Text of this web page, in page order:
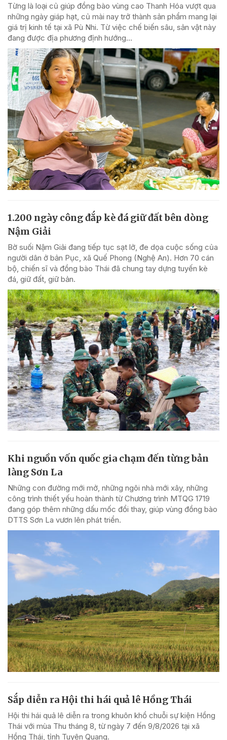
Từng là loại củ giúp đồng bào vùng cao Thanh Hóa vượt qua
những ngày giáp hạt, củ mài nay trở thành sản phẩm mang lại
giá trị kinh tế tại xã Pù Nhi. Từ việc chế biến sâu, sản vật này
đang được địa phương định hướng...
1.200 ngày công đắp kè đá giữ đất bên dòng
Nậm Giải
Bờ suối Nậm Giải đang tiếp tục sạt lở, đe dọa cuộc sống của
người dân ở bản Pục, xã Quế Phong (Nghệ An). Hơn 70 cán
bộ, chiến sĩ và đồng bào Thái đã chung tay dựng tuyến kè
đá, giữ đất, giữ bản.
Khi nguồn vốn quốc gia chạm đến từng bản
làng Sơn La
Những con đường mới mở, những ngôi nhà mới xây, những
công trình thiết yếu hoàn thành từ Chương trình MTQG 1719
đang góp thêm những dấu mốc đổi thay, giúp vùng đồng bào
DTTS Sơn La vươn lên phát triển.
Sắp diễn ra Hội thi hái quả lê Hồng Thái
Hội thi hái quả lê diễn ra trong khuôn khổ chuỗi sự kiện Hồng
Thái với mùa Thu tháng 8, từ ngày 7 đến 9/8/2026 tại xã
Hồng Thái, tỉnh Tuyên Quang.